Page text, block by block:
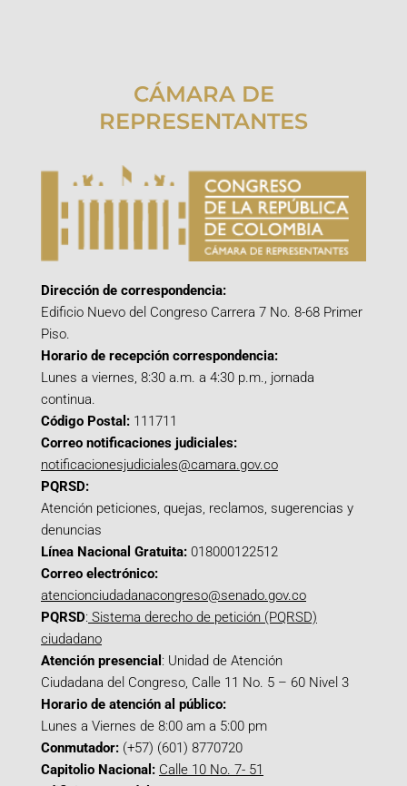
CÁMARA DE
REPRESENTANTES
Dirección de correspondencia:
Edificio Nuevo del Congreso Carrera 7 No. 8-68 Primer
Piso.
Horario de recepción correspondencia:
Lunes a viernes, 8:30 a.m. a 4:30 p.m., jornada
continua.
Código Postal: 111711
Correo notificaciones judiciales:
notificacionesjudiciales@camara.gov.co
PQRSD:
Atención peticiones, quejas, reclamos, sugerencias y
denuncias
Línea Nacional Gratuita: 018000122512
Correo electrónico:
atencionciudadanacongreso@senado.gov.co
PQRSD: Sistema derecho de petición (PQRSD)
ciudadano
Atención presencial : Unidad de Atención
Ciudadana del Congreso, Calle 11 No. 5 – 60 Nivel 3
Horario de atención al público:
Lunes a Viernes de 8:00 am a 5:00 pm
Conmutador: (+57) (601) 8770720
Capitolio Nacional: Calle 10 No. 7- 51